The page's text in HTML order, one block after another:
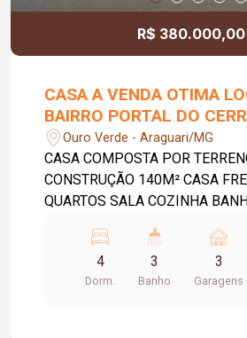
R$
CASA A VENDA OTIMA
BAIRRO PORTAL DO
Ouro Verde - Araguari/MG
CASA COMPOSTA POR TERRENO 280M²
CONSTRUÇÃO 140M² CASA FRENTE 02
QUARTOS SALA COZINHA
EXTERNO. LAVANDERIA
CARROS CASA DO FUNDO VARANDA 2
QUARTOS BANHEIRO SALA COZINHA GARAGEM
4
Dorm.
3
Banho
3
Garagens